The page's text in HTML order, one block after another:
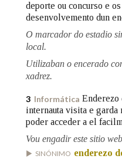
BUSCAR NO CONTIDO
Nas definicións
Nos exemplos
Na fraseoloxía
deporte ou concurso e
desenvolvemento dun
O marcador do estadio
local.
Utilizaban o encerado
xadrez.
3 Informática Enderezo
internauta visita e garda
poder acceder a el
Vou engadir este sitio
SINÓNIMO enderezo